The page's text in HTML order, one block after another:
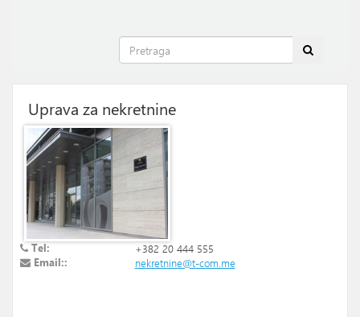
Uprava za nekretnine
Tel:
+382 20 444 555
Email::
nekretnine@t-com.me